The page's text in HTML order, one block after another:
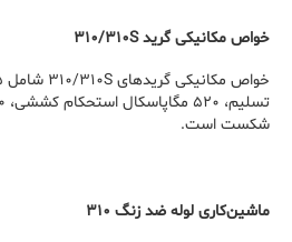
خواص مکانیکی گرید ۳۱۰/۳۱۰S
شکست است.
ماشین‌کاری لوله ضد زنگ ۳۱۰